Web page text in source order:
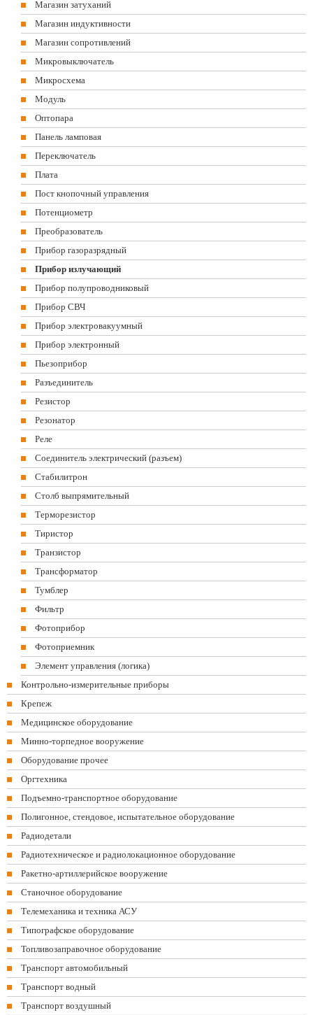
Магазин затуханий
Магазин индуктивности
Магазин сопротивлений
Микровыключатель
Микросхема
Модуль
Оптопара
Панель ламповая
Переключатель
Плата
Пост кнопочный управления
Потенциометр
Преобразователь
Прибор газоразрядный
Прибор излучающий
Прибор полупроводниковый
Прибор СВЧ
Прибор электровакуумный
Прибор электронный
Пьезоприбор
Разъединитель
Резистор
Резонатор
Реле
Соединитель электрический (разъем)
Стабилитрон
Столб выпрямительный
Терморезистор
Тиристор
Транзистор
Трансформатор
Тумблер
Фильтр
Фотоприбор
Фотоприемник
Элемент управления (логика)
Контрольно-измерительные приборы
Крепеж
Медицинское оборудование
Минно-торпедное вооружение
Оборудование прочее
Оргтехника
Подъемно-транспортное оборудование
Полигонное, стендовое, испытательное оборудование
Радиодетали
Радиотехническое и радиолокационное оборудование
Ракетно-артиллерийское вооружение
Станочное оборудование
Телемеханика и техника АСУ
Типографское оборудование
Топливозаправочное оборудование
Транспорт автомобильный
Транспорт водный
Транспорт воздушный